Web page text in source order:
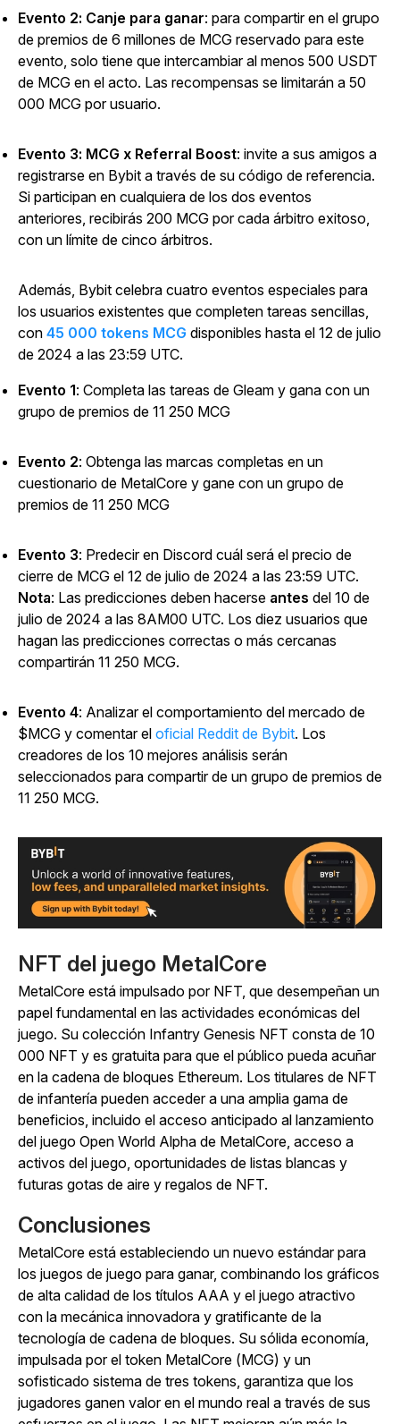
Evento 2: Canje para ganar: para compartir en el grupo
de premios de 6 millones de MCG reservado para este
evento, solo tiene que intercambiar al menos 500 USDT
de MCG en el acto. Las recompensas se limitarán a 50
000 MCG por usuario.
Evento 3: MCG x Referral Boost: invite a sus amigos a
registrarse en Bybit a través de su código de referencia.
Si participan en cualquiera de los dos eventos
anteriores, recibirás 200 MCG por cada árbitro exitoso,
con un límite de cinco árbitros.
Además, Bybit celebra cuatro eventos especiales para
los usuarios existentes que completen tareas sencillas,
con 45 000 tokens MCG disponibles hasta el 12 de julio
de 2024 a las 23:59 UTC.
Evento 1: Completa las tareas de Gleam y gana con un
grupo de premios de 11 250 MCG
Evento 2: Obtenga las marcas completas en un
cuestionario de MetalCore y gane con un grupo de
premios de 11 250 MCG
Evento 3: Predecir en Discord cuál será el precio de
cierre de MCG el 12 de julio de 2024 a las 23:59 UTC.
Nota: Las predicciones deben hacerse antes del 10 de
julio de 2024 a las 8AM00 UTC. Los diez usuarios que
hagan las predicciones correctas o más cercanas
compartirán 11 250 MCG.
Evento 4: Analizar el comportamiento del mercado de
$MCG y comentar el oficial Reddit de Bybit. Los
creadores de los 10 mejores análisis serán
seleccionados para compartir de un grupo de premios de
11 250 MCG.
NFT del juego MetalCore
MetalCore está impulsado por NFT, que desempeñan un
papel fundamental en las actividades económicas del
juego. Su colección Infantry Genesis NFT consta de 10
000 NFT y es gratuita para que el público pueda acuñar
en la cadena de bloques Ethereum. Los titulares de NFT
de infantería pueden acceder a una amplia gama de
beneficios, incluido el acceso anticipado al lanzamiento
del juego Open World Alpha de MetalCore, acceso a
activos del juego, oportunidades de listas blancas y
futuras gotas de aire y regalos de NFT.
Conclusiones
MetalCore está estableciendo un nuevo estándar para
los juegos de juego para ganar, combinando los gráficos
de alta calidad de los títulos AAA y el juego atractivo
con la mecánica innovadora y gratificante de la
tecnología de cadena de bloques. Su sólida economía,
impulsada por el token MetalCore (MCG) y un
sofisticado sistema de tres tokens, garantiza que los
jugadores ganen valor en el mundo real a través de sus